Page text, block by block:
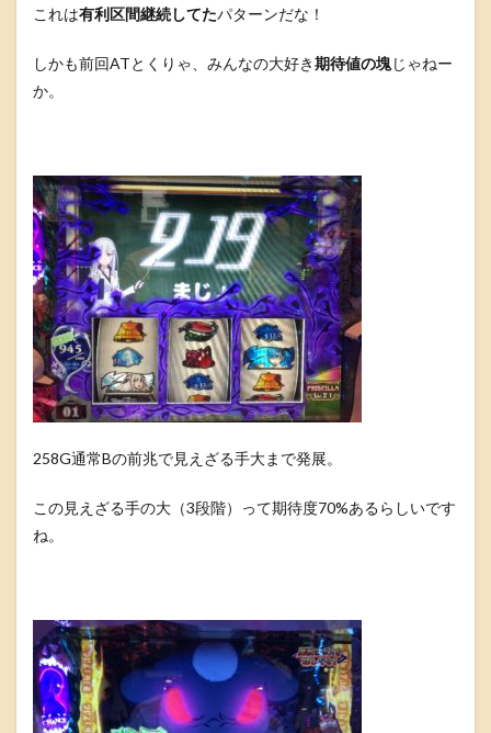
これは有利区間継続してたパターンだな！
しかも前回ATとくりゃ、みんなの大好き期待値の塊じゃねー
か。
258G通常Bの前兆で見えざる手大まで発展。
この見えざる手の大（3段階）って期待度70%あるらしいです
ね。